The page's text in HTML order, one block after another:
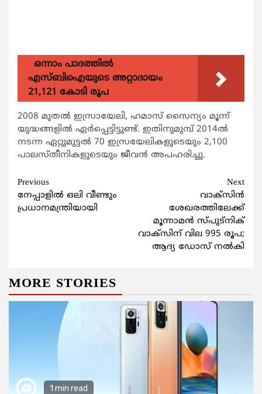
ഒന്നാം പാദത്തിൽ
എസ്ബിഐയുടെ അറ്റാദായം
21,121 കോടി രൂപ
2008 മുതല്‍ ഇസ്രായേലി, ഹമാസ് സൈന്യം മൂന്ന്
യുദ്ധങ്ങളില്‍ ഏര്‍പ്പെട്ടിട്ടുണ്ട്. ഇതിനുമുമ്പ് 2014ല്‍
നടന്ന ഏറ്റുമുട്ടല്‍ 70 ഇസ്രയേലികളുടെയും 2,100
പാലസ്തീനികളുടെയും ജീവന്‍ അപഹരിച്ചു.
Continue
Reading
Previous
നേപ്പാളില്‍ ഒലി വീണ്ടും
പ്രധാനമന്ത്രിയായി
Next
വാക്സിന്‍
ശേഖരത്തിലേക്ക്
മൂന്നാമന്‍ സ്പുട്നിക്
വാക്സിന് വില 995 രൂപ;
ആദ്യ ഡോസ് നല്‍കി
MORE STORIES
1 min read